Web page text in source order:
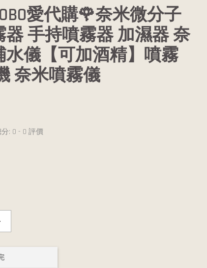
愛代購🌹奈米微分子
器 手持噴霧器 加濕器 奈
水儀【可加酒精】噴霧
奈米噴霧儀
: 0 - 0 評價